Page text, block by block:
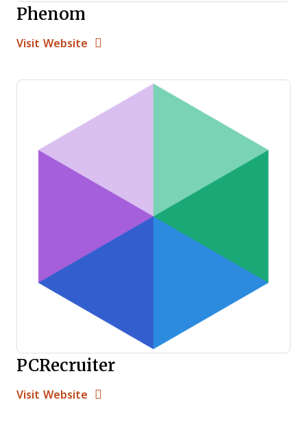
Phenom
Visit Website Opens New Window
PCRecruiter
Visit Website Opens New Window